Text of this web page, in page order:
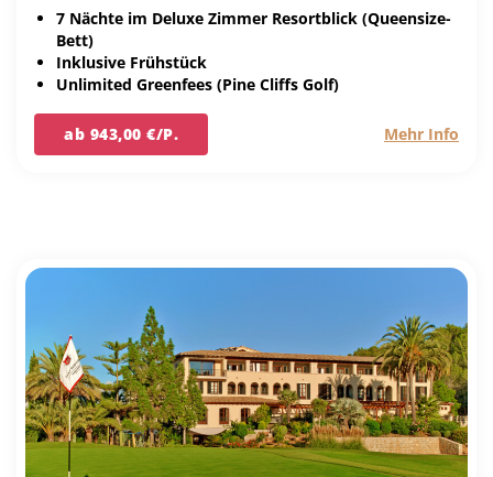
7 Nächte im Deluxe Zimmer Resortblick (Queensize-
Bett)
Inklusive Frühstück
Unlimited Greenfees (Pine Cliffs Golf)
ab 943,00 €/P. Mehr Info